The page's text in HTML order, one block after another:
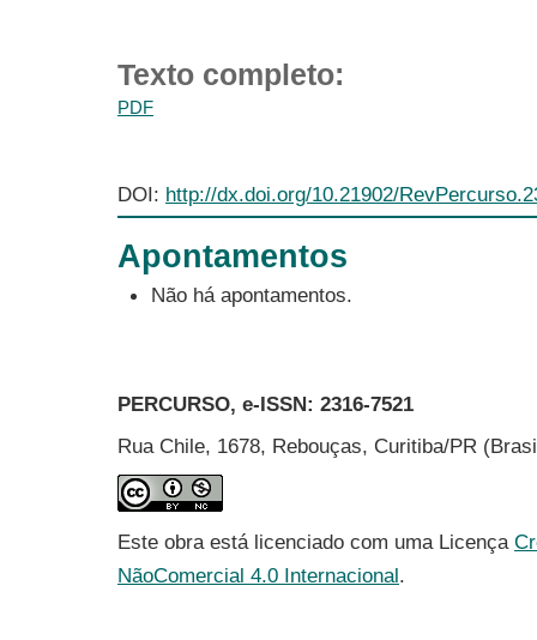
Texto completo:
PDF
DOI: http://dx.doi.org/10.21902/
Apontamentos
Não há apontamentos.
PERCURSO, e-ISSN: 2316-7521
Rua Chile, 1678, Rebouças, Curitiba/PR
Este obra está licenciado com uma Licença
NãoComercial 4.0 Internacional.